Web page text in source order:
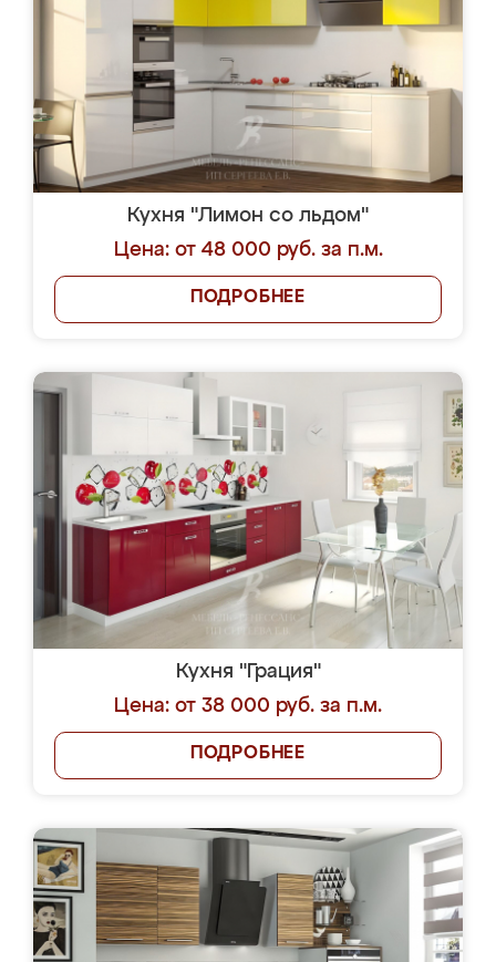
Кухня "Лимон со льдом"
Цена: от 48 000 руб. за п.м.
ПОДРОБНЕЕ
Кухня "Грация"
Цена: от 38 000 руб. за п.м.
ПОДРОБНЕЕ